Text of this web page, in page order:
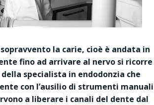
la carie, cioè è andata in
fino ad arrivare al nervo si ricorre
specialista in endodonzia che
con l’ausilio di strumenti manuali
a liberare i canali del dente dal